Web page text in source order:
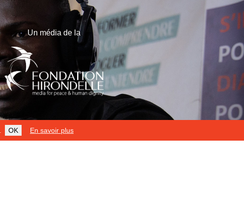
OK En savoir plus
Un média de la